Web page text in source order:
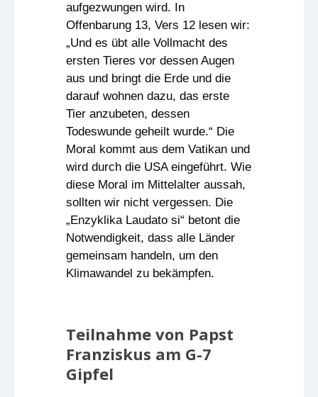
aufgezwungen wird. In
Offenbarung 13, Vers 12 lesen wir:
„Und es übt alle Vollmacht des
ersten Tieres vor dessen Augen
aus und bringt die Erde und die
darauf wohnen dazu, das erste
Tier anzubeten, dessen
Todeswunde geheilt wurde.“ Die
Moral kommt aus dem Vatikan und
wird durch die USA eingeführt. Wie
diese Moral im Mittelalter aussah,
sollten wir nicht vergessen. Die
„Enzyklika Laudato si“ betont die
Notwendigkeit, dass alle Länder
gemeinsam handeln, um den
Klimawandel zu bekämpfen.
Teilnahme von Papst
Franziskus am G-7
Gipfel